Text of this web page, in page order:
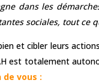
dans les
sociales, tout ce
et cibler leurs
est totalement
de vous :